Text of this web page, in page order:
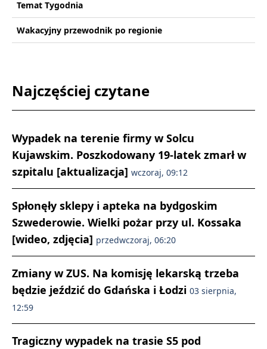
Temat Tygodnia
Wakacyjny przewodnik po regionie
Najczęściej czytane
Wypadek na terenie firmy w Solcu
Kujawskim. Poszkodowany 19-latek zmarł w
szpitalu [aktualizacja] wczoraj, 09:12
Spłonęły sklepy i apteka na bydgoskim
Szwederowie. Wielki pożar przy ul. Kossaka
[wideo, zdjęcia] przedwczoraj, 06:20
Zmiany w ZUS. Na komisję lekarską trzeba
będzie jeździć do Gdańska i Łodzi 03 sierpnia,
12:59
Tragiczny wypadek na trasie S5 pod